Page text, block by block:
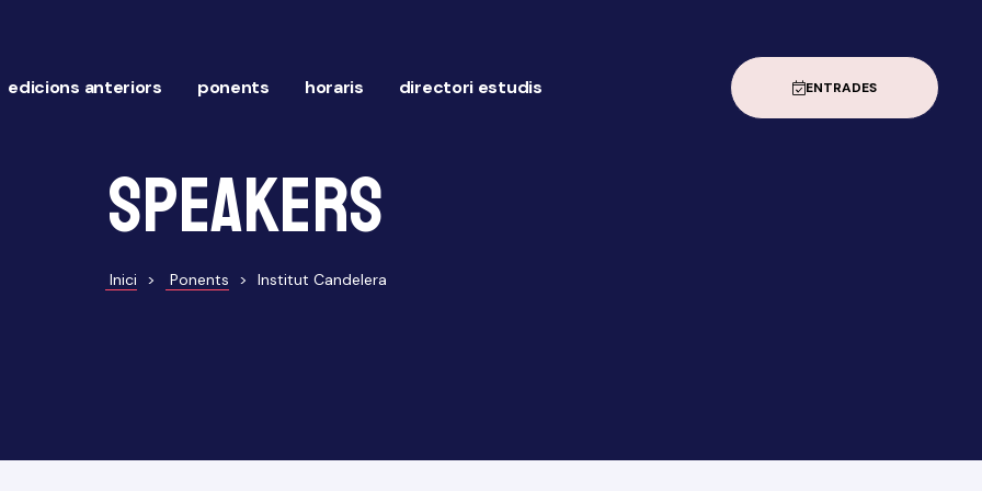
edicions anteriors ponents horaris directori estudis ENTRADES
Speakers
Inici > Ponents > Institut Candelera